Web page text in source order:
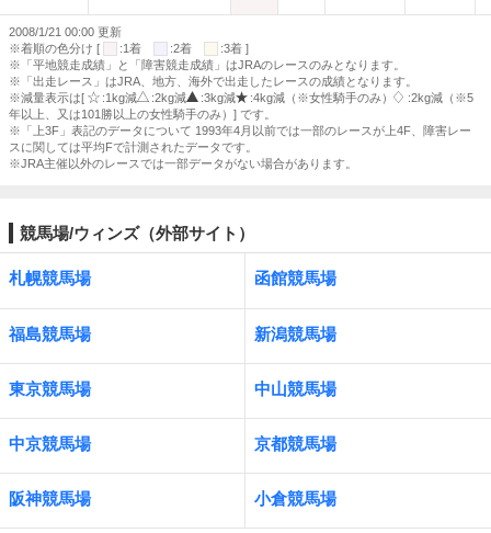
2008/1/21 00:00 更新
※着順の色分け [
:1着 :2着
:3着 ]
※「平地競走成績」と「障害競走成績」はJRAのレースのみとなります。
※「出走レース」はJRA、地方、海外で出走したレースの成績となります。
※減量表示は[
:1kg減 :2kg減 :3kg減 :4kg減（※女性騎手のみ）
:2kg減（※5
年以上、又は101勝以上の女性騎手のみ）] です。
※「上3F」表記のデータについて 1993年4月以前では一部のレースが上4F、障害レー
スに関しては平均Fで計測されたデータです。
※JRA主催以外のレースでは一部データがない場合があります。
競馬場/ウィンズ（外部サイト）
札幌競馬場 函館競馬場
福島競馬場 新潟競馬場
東京競馬場 中山競馬場
中京競馬場 京都競馬場
阪神競馬場 小倉競馬場